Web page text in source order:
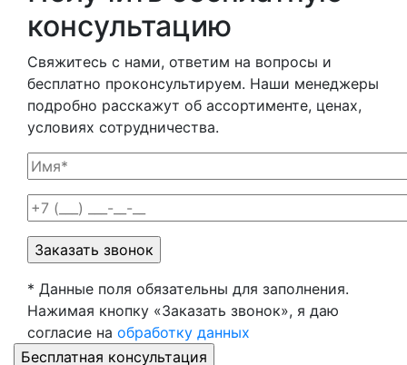
консультацию
Свяжитесь с нами, ответим на вопросы и
бесплатно проконсультируем. Наши менеджеры
подробно расскажут об ассортименте, ценах,
условиях сотрудничества.
* Данные поля обязательны для заполнения.
Нажимая кнопку «Заказать звонок», я даю
согласие на обработку данных